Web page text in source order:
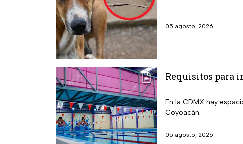
05 agosto, 2026
Requisitos para
En la CDMX hay
Coyoacán.
05 agosto, 2026